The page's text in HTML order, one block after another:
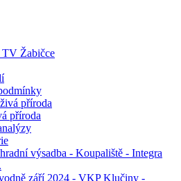
TV Žabičce
příroda
příroda
výsadba - Koupaliště - Integra
září 2024 - VKP Klučiny -